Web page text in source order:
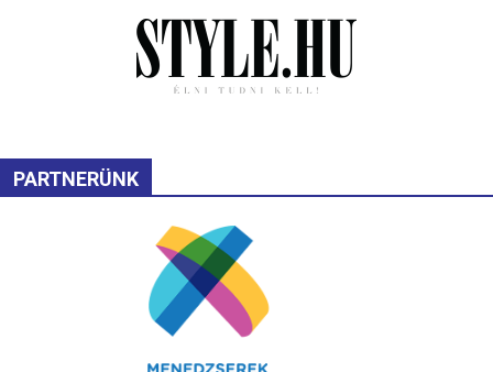
PARTNERÜNK